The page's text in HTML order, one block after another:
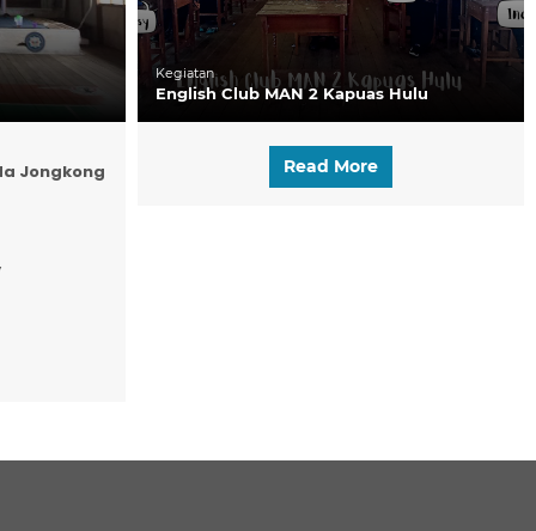
Jongkong
Kegiatan
English Club MAN 2 Kapuas Hulu
Read More